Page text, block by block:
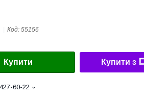
Код: 55156
Купити Купити з
60-22